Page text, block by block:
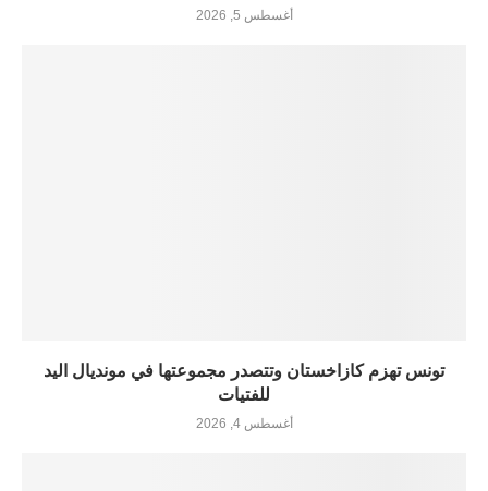
أغسطس 5, 2026
تونس تهزم كازاخستان وتتصدر مجموعتها في مونديال اليد
للفتيات
أغسطس 4, 2026